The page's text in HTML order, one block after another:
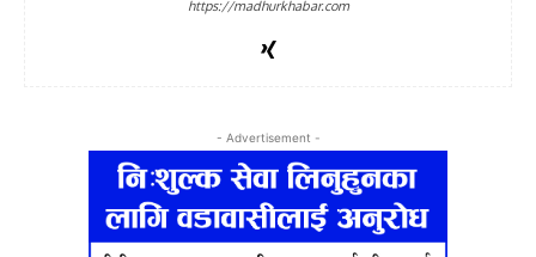
https://madhurkhabar.com
- Advertisement -